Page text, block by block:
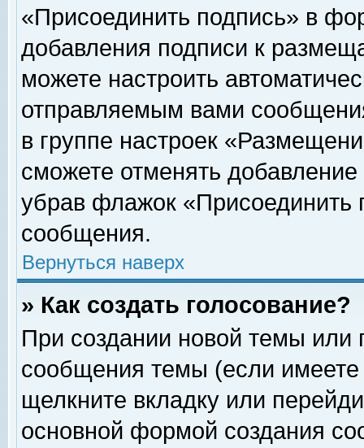
«Присоединить подпись» в
добавления подписи к
можете настроить
отправляемым вами
в группе настроек
сможете отменять
убрав флажок «Присоединить
сообщения.
Вернуться наверх
» Как создать голосование?
При создании новой темы или
сообщения темы (если
щелкните вкладку или
основной формой создания